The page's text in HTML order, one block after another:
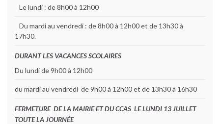
Le lundi : de 8h00 à 12h00
Du mardi au vendredi : de 8h00 à 12h00 et de 13h30 à
17h30.
DURANT LES VACANCES SCOLAIRES
Du lundi de 9h00 à 12h00
du mardi au vendredi de 9h00 à 12h00 et de 13h30 à 16h30
FERMETURE DE LA MAIRIE ET DU CCAS LE LUNDI 13 JUILLET
TOUTE LA JOURNÉE